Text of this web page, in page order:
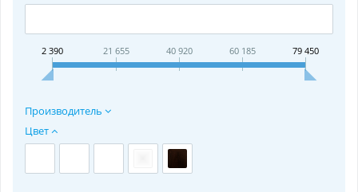
2 390 21 655 40 920 60 185 79 450
Производитель
Цвет